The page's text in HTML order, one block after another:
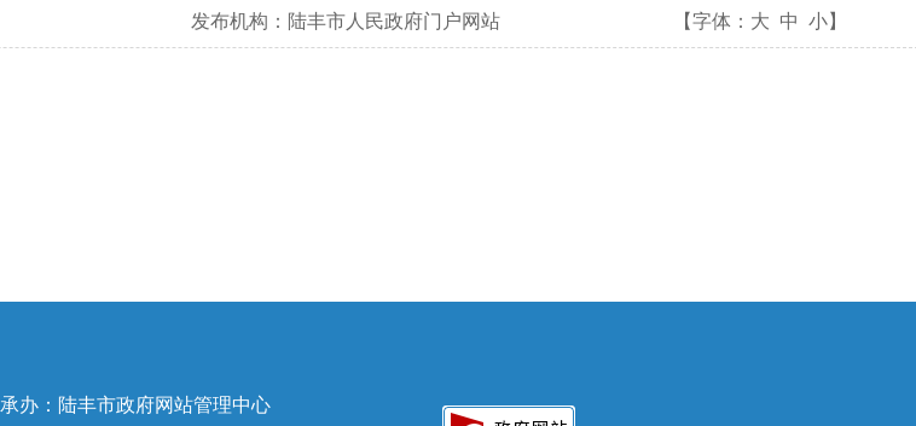
发布机构： 陆丰市人民政府门户网站 【字体： 大 中 小】
承办：陆丰市政府网站管理中心